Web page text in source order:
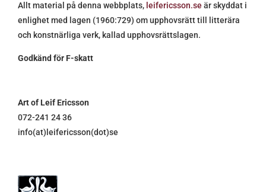
Allt material på denna webbplats, leifericsson.se är skyddat i
enlighet med lagen (1960:729) om upphovsrätt till litterära
och konstnärliga verk, kallad upphovsrättslagen.
Godkänd för F-skatt
Art of Leif Ericsson
072-241 24 36
info(at)leifericsson(dot)se